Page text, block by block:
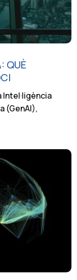
QUÈ
(GenAI),